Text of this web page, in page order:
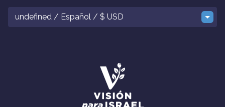
undefined / Español / $ USD